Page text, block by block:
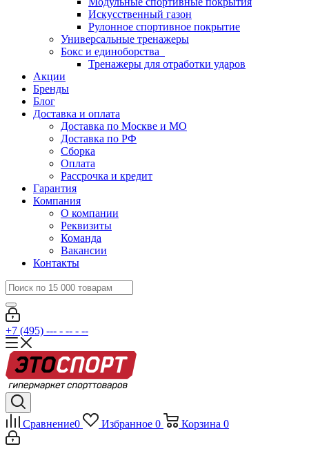
Искусственный газон
Рулонное спортивное покрытие
Универсальные тренажеры
Бокс и единоборства
Тренажеры для отработки ударов
Акции
Бренды
Блог
Доставка и оплата
Доставка по Москве и МО
Доставка по РФ
Сборка
Оплата
Рассрочка и кредит
Гарантия
Компания
О компании
Реквизиты
Команда
Вакансии
Контакты
+7 (495) --- - -- - --
Сравнение0 Избранное 0 Корзина 0